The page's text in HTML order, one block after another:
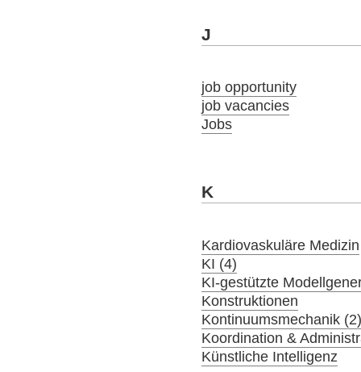
J
job opportunity
job vacancies
Jobs
K
Kardiovaskuläre Medizin
KI (4)
KI-gestützte
Konstruktionen
Kontinuumsmechanik
Koordination &
Künstliche Intelligenz